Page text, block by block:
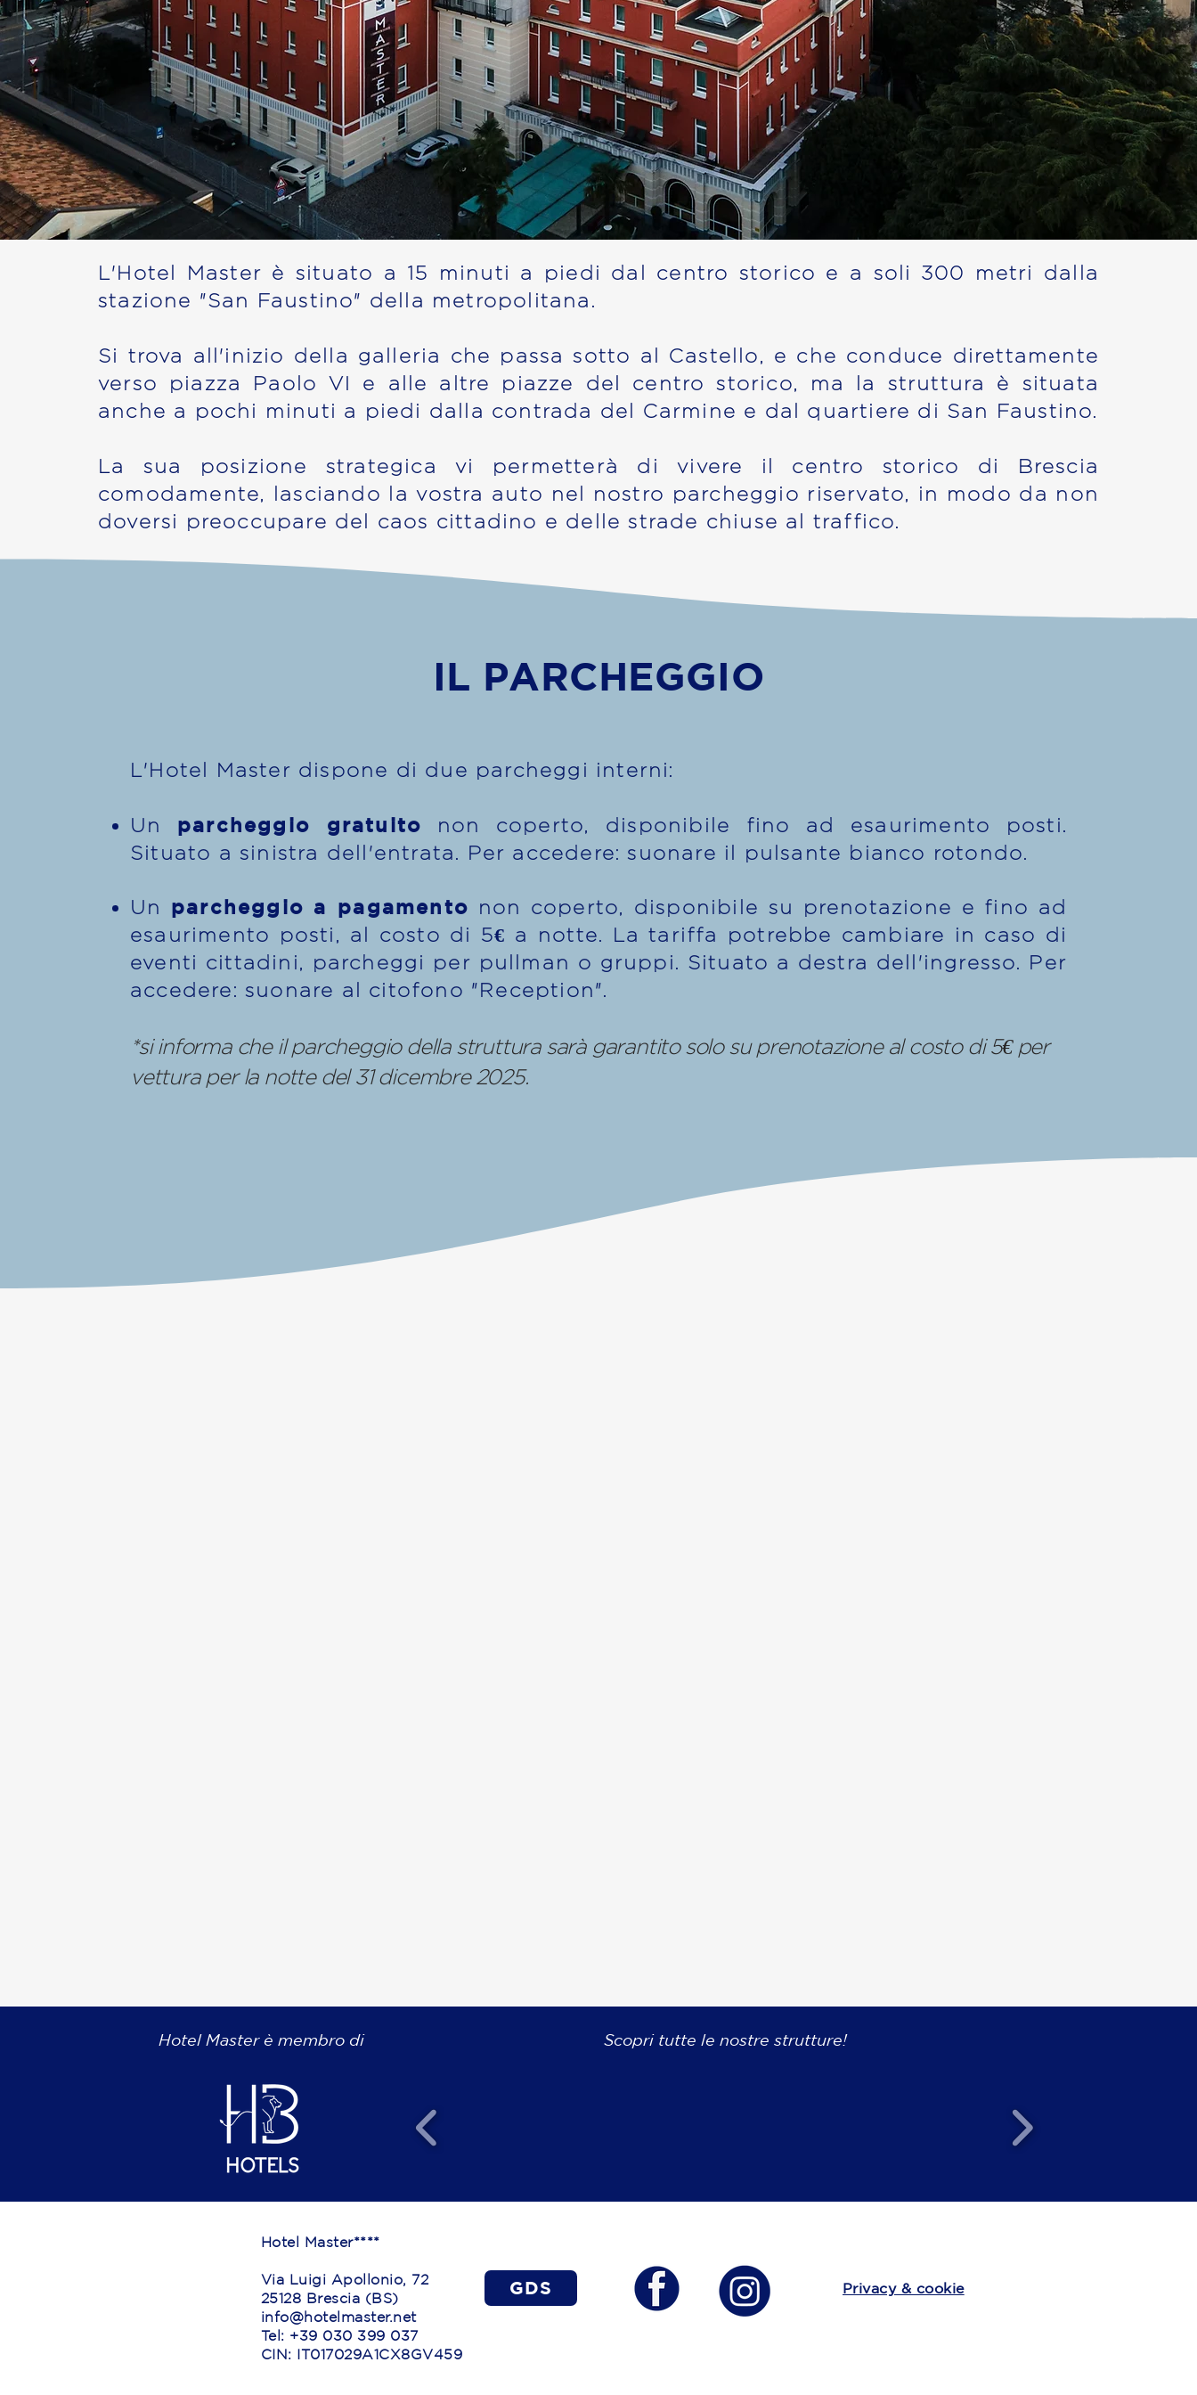
L'Hotel Master è situato a 15 minuti a piedi dal centro storico e a soli 300 metri dalla
stazione "San Faustino" della metropolitana.
Si trova all'inizio della galleria che passa sotto al Castello, e che conduce direttamente
verso piazza Paolo VI e alle altre piazze del centro storico, ma la struttura è situata
anche a pochi minuti a piedi dalla contrada del Carmine e dal quartiere di San Faustino.
La sua posizione strategica vi permetterà di vivere il centro storico di Brescia
comodamente, lasciando la vostra auto nel nostro parcheggio riservato, in modo da non
doversi preoccupare del caos cittadino e delle strade chiuse al traffico.
IL PARCHEGGIO
L'Hotel Master dispone di due parcheggi interni:
Un parcheggio gratuito non coperto, disponibile fino ad esaurimento posti.
Situato a sinistra dell'entrata. Per accedere: suonare il pulsante bianco rotondo.
Un parcheggio a pagamento non coperto, disponibile su prenotazione e fino ad
esaurimento posti, al costo di 5€ a notte. La tariffa potrebbe cambiare in caso di
eventi cittadini, parcheggi per pullman o gruppi. Situato a destra dell'ingresso. Per
accedere: suonare al citofono "Reception".
*si informa che il parcheggio della struttura sarà garantito solo su prenotazione al costo di 5€ per
vettura per la notte del 31 dicembre 2025.
Hotel Master è membro di Scopri tutte le nostre strutture!
Hotel Master****
​Via Luigi Apollonio, 72
25128 Brescia (BS)
info@hotelmaster.net
Tel: +39 030 399 037
CIN: IT017029A1CX8GV459
GDS Privacy & cookie